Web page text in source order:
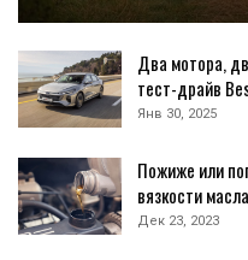
Два мотора,
тест-драйв
Янв 30, 2025
Пожиже или
вязкости
Дек 23, 2023